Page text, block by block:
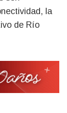
la
de Río